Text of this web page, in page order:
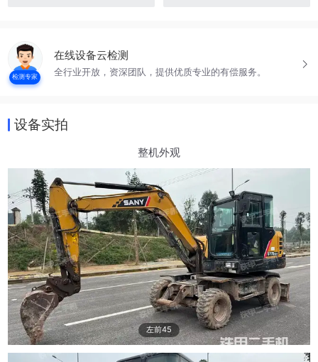
检测专家
在线设备云检测
全行业开放，资深团队，提供优质专业的有偿服务。
设备实拍
整机外观
左前45